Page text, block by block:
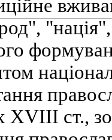
XVIII ст.,